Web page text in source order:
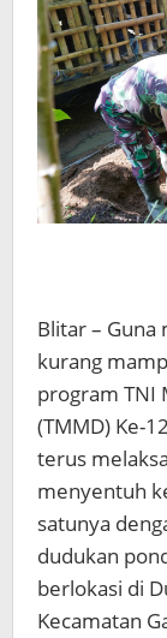
Blitar – Guna
kurang
program TNI
(TMMD) Ke-
terus
menyentuh
satunya
dudukan
berlokasi di
Kecamatan